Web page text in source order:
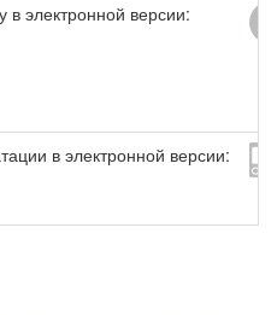
в электронной версии:
в электронной версии: